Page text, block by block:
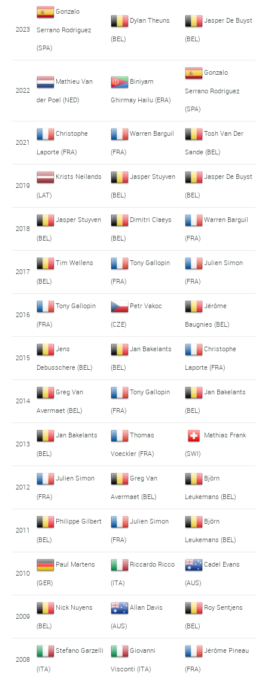
2023
Gonzalo
Serrano Rodriguez
(SPA)
Dylan Theuns
(BEL)
Jasper De Buyst
(BEL)
2022
Mathieu Van
der Poel (NED)
Biniyam
Ghirmay Hailu (ERA)
Gonzalo
Serrano Rodriguez
(SPA)
2021
Christophe
Laporte (FRA)
Warren Barguil
(FRA)
Tosh Van Der
Sande (BEL)
2019
Krists Neilands
(LAT)
Jasper Stuyven
(BEL)
Jasper De Buyst
(BEL)
2018
Jasper Stuyven
(BEL)
Dimitri Claeys
(BEL)
Warren Barguil
(FRA)
2017
Tim Wellens
(BEL)
Tony Gallopin
(FRA)
Julien Simon
(FRA)
2016
Tony Gallopin
(FRA)
Petr Vakoc
(CZE)
Jérôme
Baugnies (BEL)
2015
Jens
Debusschere (BEL)
Jan Bakelants
(BEL)
Christophe
Laporte (FRA)
2014
Greg Van
Avermaet (BEL)
Tony Gallopin
(FRA)
Jan Bakelants
(BEL)
2013
Jan Bakelants
(BEL)
Thomas
Voeckler (FRA)
Mathias Frank
(SWI)
2012
Julien Simon
(FRA)
Greg Van
Avermaet (BEL)
Björn
Leukemans (BEL)
2011
Philippe Gilbert
(BEL)
Julien Simon
(FRA)
Björn
Leukemans (BEL)
2010
Paul Martens
(GER)
Riccardo Ricco
(ITA)
Cadel Evans
(AUS)
2009
Nick Nuyens
(BEL)
Allan Davis
(AUS)
Roy Sentjens
(BEL)
2008
Stefano Garzelli
(ITA)
Giovanni
Visconti (ITA)
Jérôme Pineau
(FRA)